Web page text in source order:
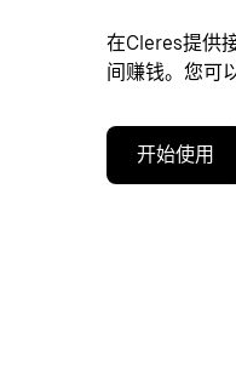
在Cleres提供
间赚钱。您可
开始使用